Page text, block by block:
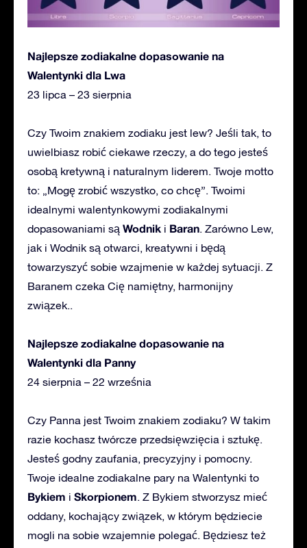
Najlepsze zodiakalne dopasowanie na
Walentynki dla Lwa
23 lipca – 23 sierpnia
Czy Twoim znakiem zodiaku jest lew? Jeśli tak, to
uwielbiasz robić ciekawe rzeczy, a do tego jesteś
osobą kretywną i naturalnym liderem. Twoje motto
to: „Mogę zrobić wszystko, co chcę”. Twoimi
idealnymi walentynkowymi zodiakalnymi
dopasowaniami są Wodnik i Baran. Zarówno Lew,
jak i Wodnik są otwarci, kreatywni i będą
towarzyszyć sobie wzajmenie w każdej sytuacji. Z
Baranem czeka Cię namiętny, harmonijny
związek..
Najlepsze zodiakalne dopasowanie na
Walentynki dla Panny
24 sierpnia – 22 września
Czy Panna jest Twoim znakiem zodiaku? W takim
razie kochasz twórcze przedsięwzięcia i sztukę.
Jesteś godny zaufania, precyzyjny i pomocny.
Twoje idealne zodiakalne pary na Walentynki to
Bykiem i Skorpionem. Z Bykiem stworzysz mieć
oddany, kochający związek, w którym będziecie
mogli na sobie wzajemnie polegać. Będziesz też